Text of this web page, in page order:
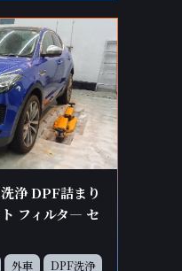
浄 DPF詰まり
フィルタ― セ
外車
DPF洗浄